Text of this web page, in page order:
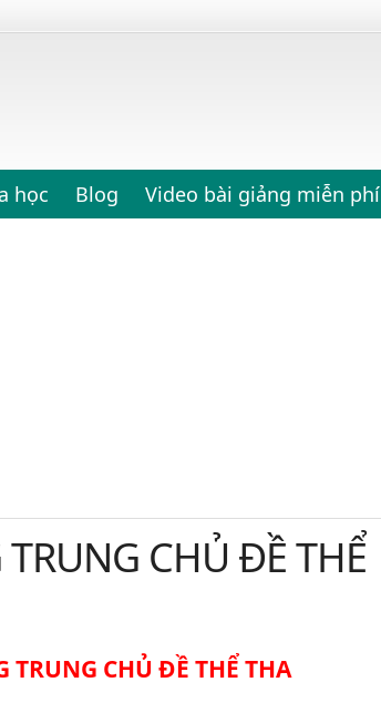
học Blog Video bài giảng miễn phí
CHỦ ĐỀ THỂ
TRUNG CHỦ ĐỀ THỂ THA